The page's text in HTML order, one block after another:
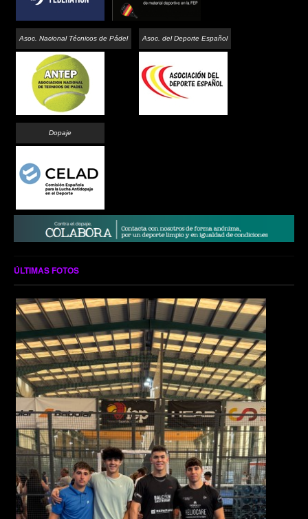
Asoc. Nacional Técnicos de Pádel Asoc. del Deporte Español
Dopaje
ÚLTIMAS FOTOS